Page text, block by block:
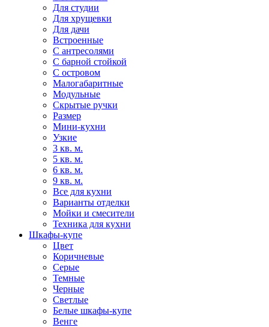
Для студии
Для хрущевки
Для дачи
Встроенные
С антресолями
С барной стойкой
С островом
Малогабаритные
Модульные
Скрытые ручки
Размер
Мини-кухни
Узкие
3 кв. м.
5 кв. м.
6 кв. м.
9 кв. м.
Все для кухни
Варианты отделки
Мойки и смесители
Техника для кухни
Шкафы-купе
Цвет
Коричневые
Серые
Темные
Черные
Светлые
Белые шкафы-купе
Венге